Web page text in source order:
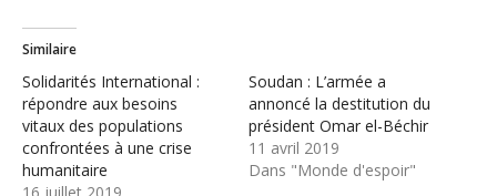
Similaire
Solidarités International :
répondre aux besoins
vitaux des populations
confrontées à une crise
humanitaire
Soudan : L’armée a
annoncé la destitution du
président Omar el-Béchir
11 avril 2019
Dans "Monde d'espoir"